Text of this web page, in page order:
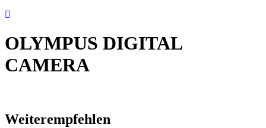
OLYMPUS DIGITAL
CAMERA
Weiterempfehlen